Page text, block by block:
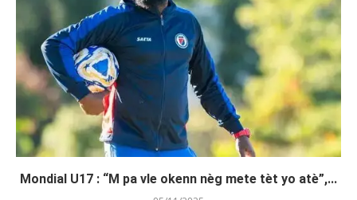
Mondial U17 : “M pa vle okenn nèg mete tèt yo atè”,...